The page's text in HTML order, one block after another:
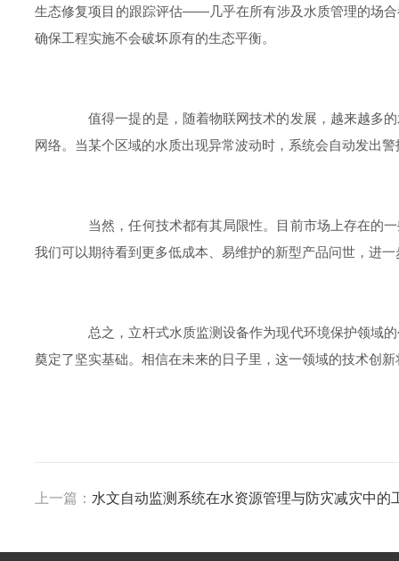
生态修复项目的跟踪评估——几乎在所有涉及水质管理的场
确保工程实施不会破坏原有的生态平衡。
值得一提的是，随着物联网技术的发展，越来越多的
网络。当某个区域的水质出现异常波动时，系统会自动发出
当然，任何技术都有其局限性。目前市场上存在的一
我们可以期待看到更多低成本、易维护的新型产品问世，进
总之，立杆式水质监测设备作为现代环境保护领域的
奠定了坚实基础。相信在未来的日子里，这一领域的技术创
上一篇： 水文自动监测系统在水资源管理与防灾减灾中的